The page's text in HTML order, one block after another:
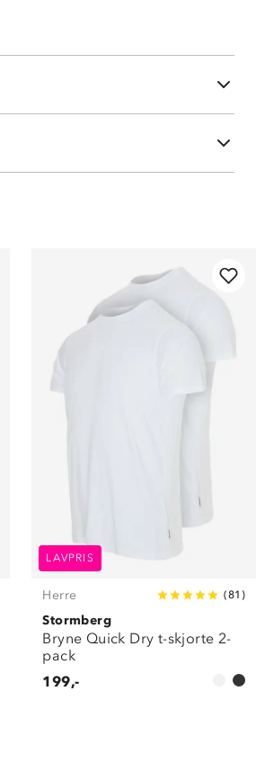
LAVPRIS
Herre (81 )
Stormberg
Bryne Quick Dry t-skjorte 2-
pack
199,-